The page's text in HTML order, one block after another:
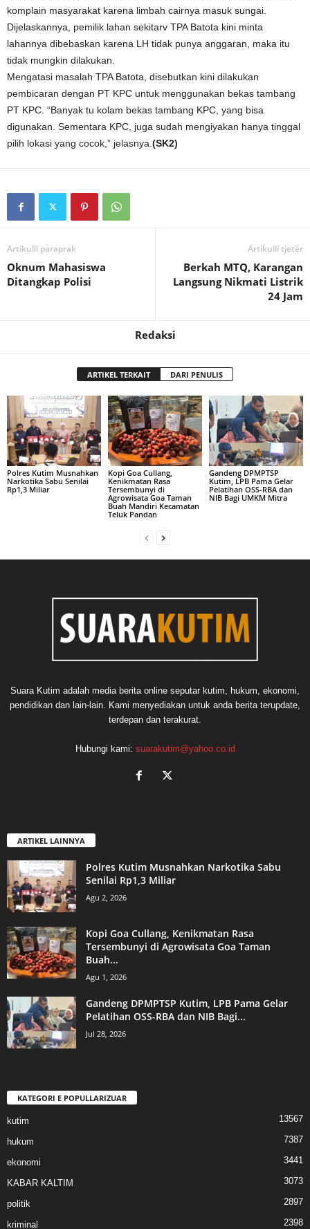
komplain masyarakat karena limbah cairnya masuk sungai.
Dijelaskannya, pemilik lahan sekitarv TPA Batota kini minta
lahannya dibebaskan karena LH tidak punya anggaran, maka itu
tidak mungkin dilakukan.
Mengatasi masalah TPA Batota, disebutkan kini dilakukan
pembicaran dengan PT KPC untuk menggunakan bekas tambang
PT KPC. “Banyak tu kolam bekas tambang KPC, yang bisa
digunakan. Sementara KPC, juga sudah mengiyakan hanya tinggal
pilih lokasi yang cocok,” jelasnya. (SK2)
Artikulli paraprak
Oknum Mahasiswa
Ditangkap Polisi
Artikulli tjetër
Berkah MTQ, Karangan
Langsung Nikmati Listrik
24 Jam
Redaksi
ARTIKEL TERKAIT DARI PENULIS
Polres Kutim Musnahkan
Narkotika Sabu Senilai
Rp1,3 Miliar
Kopi Goa Cullang,
Kenikmatan Rasa
Tersembunyi di
Agrowisata Goa Taman
Buah Mandiri Kecamatan
Teluk Pandan
Gandeng DPMPTSP
Kutim, LPB Pama Gelar
Pelatihan OSS-RBA dan
NIB Bagi UMKM Mitra
Suara Kutim adalah media berita online seputar kutim, hukum, ekonomi,
pendidikan dan lain-lain. Kami menyediakan untuk anda berita terupdate,
terdepan dan terakurat.
Hubungi kami: suarakutim@yahoo.co.id
ARTIKEL LAINNYA
Polres Kutim Musnahkan Narkotika Sabu
Senilai Rp1,3 Miliar
Agu 2, 2026
Kopi Goa Cullang, Kenikmatan Rasa
Tersembunyi di Agrowisata Goa Taman
Buah...
Agu 1, 2026
Gandeng DPMPTSP Kutim, LPB Pama Gelar
Pelatihan OSS-RBA dan NIB Bagi...
Jul 28, 2026
KATEGORI E POPULLARIZUAR
kutim 13567
hukum 7387
ekonomi 3441
KABAR KALTIM 3073
politik 2897
kriminal 2398